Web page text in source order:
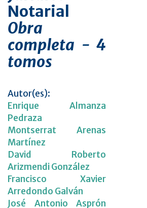
Notarial
Obra
completa - 4
tomos
Autor(es):
Enrique Almanza
Pedraza
Montserrat Arenas
Martínez
David Roberto
Arizmendi González
Francisco Xavier
Arredondo Galván
José Antonio Asprón